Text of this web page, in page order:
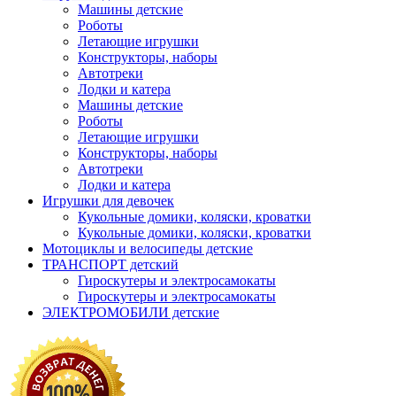
Машины детские
Роботы
Летающие игрушки
Конструкторы, наборы
Автотреки
Лодки и катера
Машины детские
Роботы
Летающие игрушки
Конструкторы, наборы
Автотреки
Лодки и катера
Игрушки для девочек
Кукольные домики, коляски, кроватки
Кукольные домики, коляски, кроватки
Мотоциклы и велосипеды детские
ТРАНСПОРТ детский
Гироскутеры и электросамокаты
Гироскутеры и электросамокаты
ЭЛЕКТРОМОБИЛИ детские